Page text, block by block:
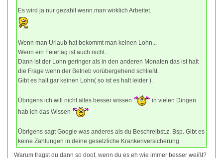
Es wird ja nur gezahlt wenn.man wirklich Arbeitet.
Wenn man Urlaub hat bekommt man keinen Lohn...
Wenn ein Feiertag ist auch nicht...
Dann ist der Lohn geringer als in den anderen Monaten das ist halt
die Frage wenn der Betrieb vorübergehend schließt.
Gibt es halt gar keinen Lohn( so ist es halt leider ).
Übrigens ich will nicht alles besser wissen
in vielen Dingen
hab ich das Wissen
Übrigens sagt Google was anderes als du Beschreibst.z. Bsp. Gibt es
keine Zahlungen in deine gesetzliche Krankenversicherung
Warum fragst du dann so doof, wenn du es eh wie immer besser weißt?